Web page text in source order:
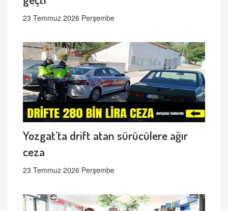
23 Temmuz 2026 Perşembe
Yozgat'ta drift atan sürücülere ağır
ceza
23 Temmuz 2026 Perşembe